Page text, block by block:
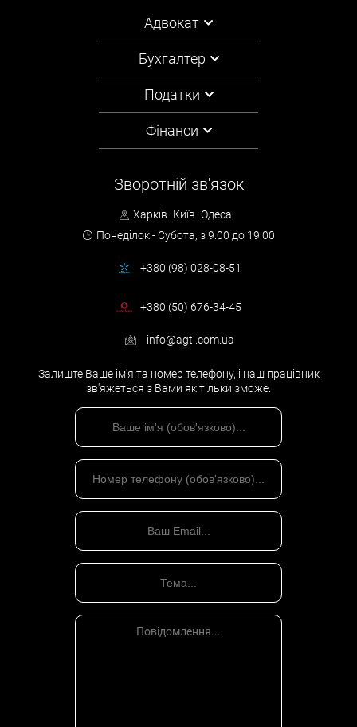
Адвокат
Бухгалтер
Податки
Фінанси
Зворотній зв'язок
Харків Київ Одеса
Понеділок - Субота, з 9:00 до 19:00
+380 (98) 028-08-51
+380 (50) 676-34-45
info@agtl.com.ua
Залиште Ваше ім'я та номер телефону, і наш працівник
зв'яжеться з Вами як тільки зможе.